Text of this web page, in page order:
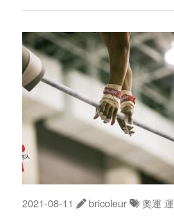
2021-08-11 bricoleur 奧運